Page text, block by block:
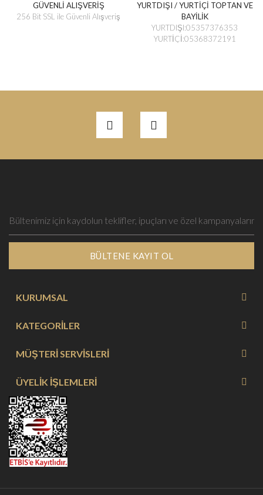
GÜVENLİ ALIŞVERİŞ
256 Bit SSL ile Güvenli Alışveriş
YURTDIŞI / YURTİÇİ TOPTAN VE
BAYİLİK
YURTDIŞI:05357376353
YURTİÇİ:05368372191
BÜLTENE KAYIT OL
KURUMSAL
KATEGORİLER
MÜŞTERİ SERVİSLERİ
ÜYELİK İŞLEMLERİ